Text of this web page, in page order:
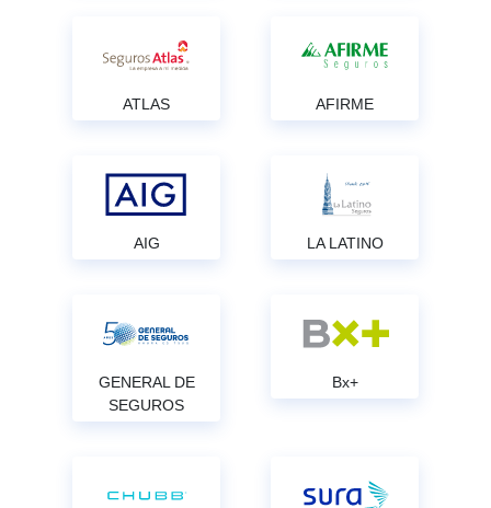
ATLAS AFIRME
AIG LA LATINO
GENERAL DE
SEGUROS
Bx+